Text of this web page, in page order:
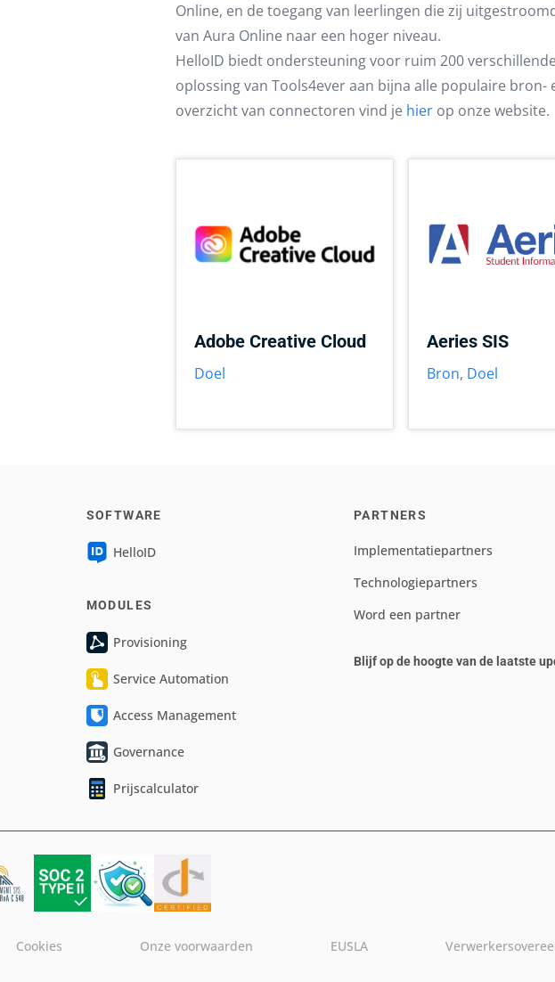
Online, en de toegang van leerlingen die zij
van Aura Online naar een hoger niveau.
HelloID biedt ondersteuning voor ruim 200
oplossing van Tools4ever aan bijna alle populaire bron-
overzicht van connectoren vind je hierop onze website.
Adobe Creative Cloud
Doel
Aeries SIS
Bron, Doel
SOFTWARE
HelloID
MODULES
Provisioning
Service Automation
Access Management
Governance
Prijscalculator
PARTNERS
Implementatiepartners
Technologiepartners
Word een partner
Blijf op de hoogte van de laatste
Cookies Onze voorwaarden EUSLA